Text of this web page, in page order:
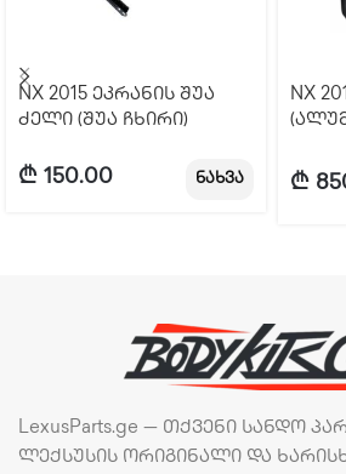
NX 2015 ეკრანის შუა
ძელი (შუა ჩხირი)
₾ 150.00 ნახვა
NX
₾
LexusParts.ge — თქვენი სანდო
ლექსუსის ორიგინალი და